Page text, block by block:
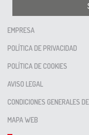
EMPRESA
POLÍTICA DE PRIVACIDAD
POLÍTICA DE COOKIES
AVISO LEGAL
CONDICIONES GENERALES
MAPA WEB